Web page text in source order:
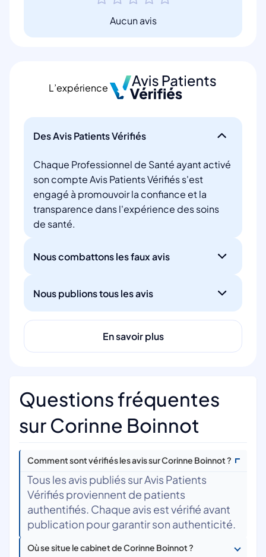
Aucun avis
L’expérience
Des Avis Patients Vérifiés
Chaque Professionnel de Santé ayant activé
son compte Avis Patients Vérifiés s'est
engagé à promouvoir la confiance et la
transparence dans l'expérience des soins
de santé.
Nous combattons les faux avis
Nous publions tous les avis
En savoir plus
Questions fréquentes
sur Corinne Boinnot
Comment sont vérifiés les avis sur Corinne Boinnot ?
Tous les avis publiés sur Avis Patients
Vérifiés proviennent de patients
authentifiés. Chaque avis est vérifié avant
publication pour garantir son authenticité.
Où se situe le cabinet de Corinne Boinnot ?